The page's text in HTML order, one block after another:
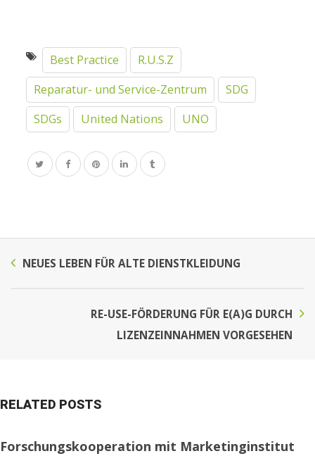
Best Practice
R.U.S.Z
Reparatur- und Service-Zentrum
SDG
SDGs
United Nations UNO
NEUES LEBEN FÜR ALTE DIENSTKLEIDUNG
RE-USE-FÖRDERUNG FÜR E(A)G DURCH
LIZENZEINNAHMEN VORGESEHEN
RELATED POSTS
Forschungskooperation mit Marketinginstitut